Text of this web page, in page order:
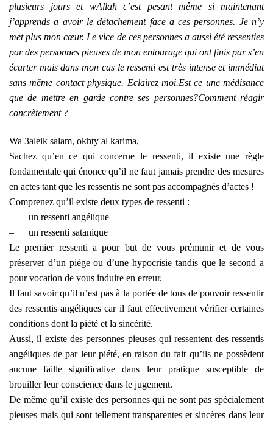
plusieurs jours et wAllah c’est pesant même si maintenant
j’apprends a avoir le détachement face a ces personnes. Je n’y
met plus mon cœur. Le vice de ces personnes a aussi été ressenties
par des personnes pieuses de mon entourage qui ont finis par s’en
écarter mais dans mon cas le ressenti est très intense et immédiat
sans même contact physique. Eclairez moi.Est ce une médisance
que de mettre en garde contre ses personnes?Comment réagir
concrètement ?
Wa 3aleik salam, okhty al karima,
Sachez qu’en ce qui concerne le ressenti, il existe une règle
fondamentale qui énonce qu’il ne faut jamais prendre des mesures
en actes tant que les ressentis ne sont pas accompagnés d’actes !
Comprenez qu’il existe deux types de ressenti :
–
un ressenti angélique
–
un ressenti satanique
Le premier ressenti a pour but de vous prémunir et de vous
préserver d’un piège ou d’une hypocrisie tandis que le second a
pour vocation de vous induire en erreur.
Il faut savoir qu’il n’est pas à la portée de tous de pouvoir ressentir
des ressentis angéliques car il faut effectivement vérifier certaines
conditions dont la piété et la sincérité.
Aussi, il existe des personnes pieuses qui ressentent des ressentis
angéliques de par leur piété, en raison du fait qu’ils ne possèdent
aucune faille significative dans leur pratique susceptible de
brouiller leur conscience dans le jugement.
De même qu’il existe des personnes qui ne sont pas spécialement
pieuses mais qui sont tellement transparentes et sincères dans leur